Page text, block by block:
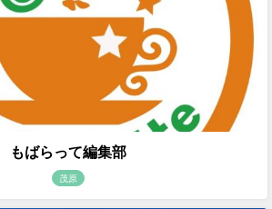
もばらって編集部
茂原